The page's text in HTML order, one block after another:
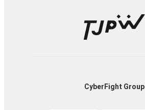
CyberFight Group